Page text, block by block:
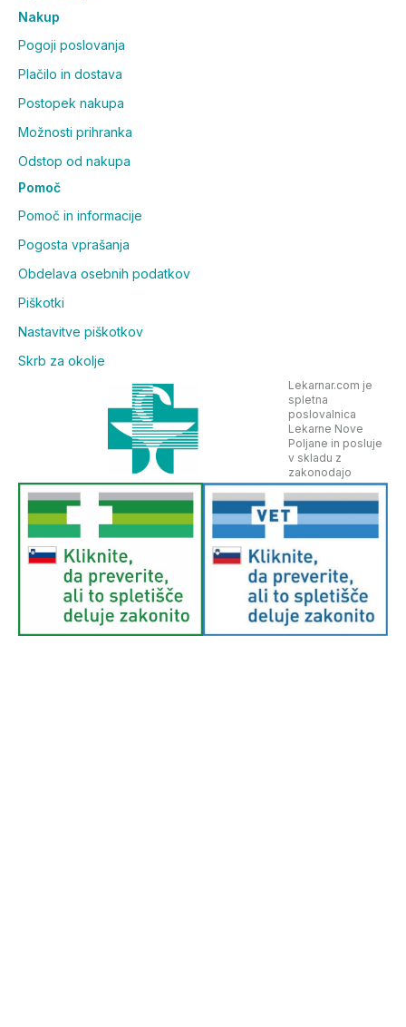
Nakup
Pogoji poslovanja
Plačilo in dostava
Postopek nakupa
Možnosti prihranka
Odstop od nakupa
Pomoč
Pomoč in informacije
Pogosta vprašanja
Obdelava osebnih podatkov
Piškotki
Nastavitve piškotkov
Skrb za okolje
Lekarnar.com je
spletna
poslovalnica
Lekarne Nove
Poljane in posluje
v skladu z
zakonodajo